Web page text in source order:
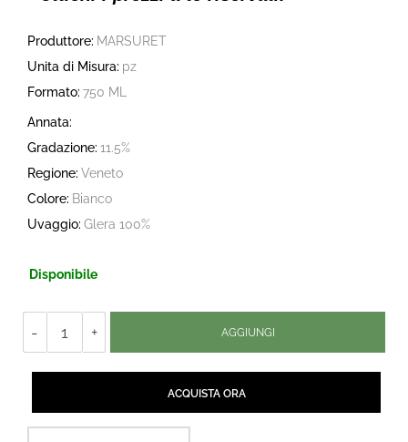
Produttore: MARSURET
Unita di Misura: pz
Formato: 750 ML
Annata:
Gradazione: 11.5%
Regione: Veneto
Colore: Bianco
Uvaggio: Glera 100%
Disponibile
AGGIUNGI
ACQUISTA ORA